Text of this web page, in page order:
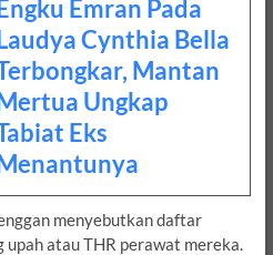
Emran Pada
Cynthia Bella
Mantan
Ungkap
Eks
menyebutkan daftar
atau THR perawat mereka.